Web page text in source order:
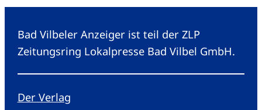
Bad Vilbeler Anzeiger ist teil der ZLP
Zeitungsring Lokalpresse Bad Vilbel GmbH.
Der Verlag